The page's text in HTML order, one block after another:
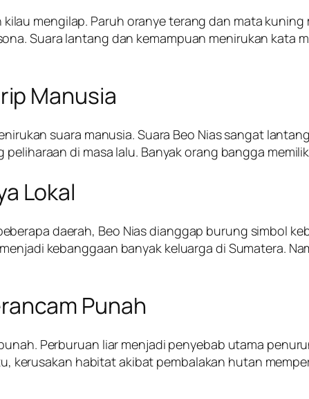
mengilap. Paruh oranye terang dan mata kuning
Suara lantang dan kemampuan menirukan kata
Manusia
suara manusia. Suara Beo Nias sangat
di masa lalu. Banyak orang bangga
Lokal
daerah, Beo Nias dianggap burung simbol
kebanggaan banyak keluarga di Sumatera.
Punah
Perburuan liar menjadi penyebab utama
kerusakan habitat akibat pembalakan hutan